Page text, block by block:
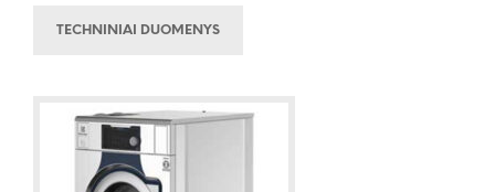
TECHNINIAI DUOMENYS